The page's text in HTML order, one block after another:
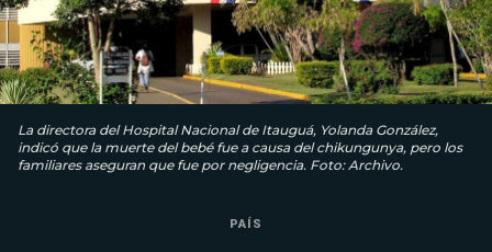
La directora del Hospital Nacional de Itauguá, Yolanda González,
indicó que la muerte del bebé fue a causa del chikungunya, pero los
familiares aseguran que fue por negligencia. Foto: Archivo.
PAÍS